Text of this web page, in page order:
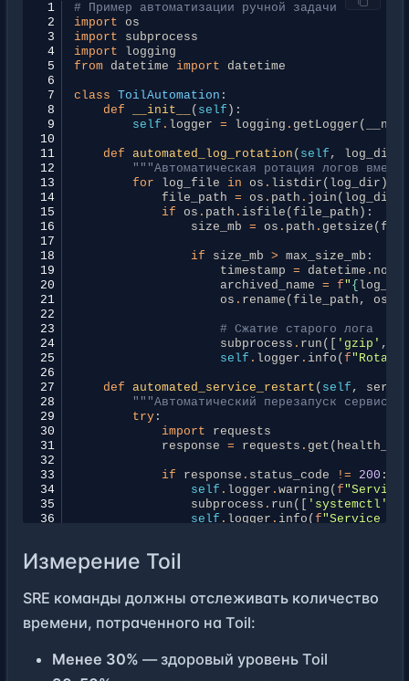
1
# Пример автоматизации ручной задачи
2
import os
3
import
subprocess
4
import
logging
5
from datetime import
datetime
6
7
class ToilAutomation :
8
def __init__ ( self ):
9
self . logger = logging . getLogger (
10
11
def automated_log_rotation ( self , log_dir
12
"""Автоматическая ротация логов
13
for log_file in os . listdir ( log_dir ):
14
file_path = os . path . join ( log_dir
15
if os . path . isfile ( file_path ):
16
size_mb = os . path . getsize (
17
18
if size_mb > max_size_mb :
19
timestamp = datetime . now
20
archived_name = f" {
21
os . rename ( file_path , os
22
23
# Сжатие старого лога
24
subprocess . run ([ 'gzip' ,
25
self . logger . info ( f
26
27
def automated_service_restart ( self ,
28
"""Автоматический перезапуск сервиса
29
try:
30
import
requests
31
response = requests . get (
32
33
if response . status_code != 200 :
34
self . logger . warning ( f"Service
35
subprocess . run ([ 'systemctl'
36
self . logger . info ( f"Service
39
self
41
42
# Установка автоматизации через pip
43
pip install requests psutil
45
# Установка через poetry
46
poetry add requests psutil schedule
Измерение Toil
SRE команды должны отслеживать количество
времени, потраченного на Toil:
Менее 30% — здоровый уровень Toil